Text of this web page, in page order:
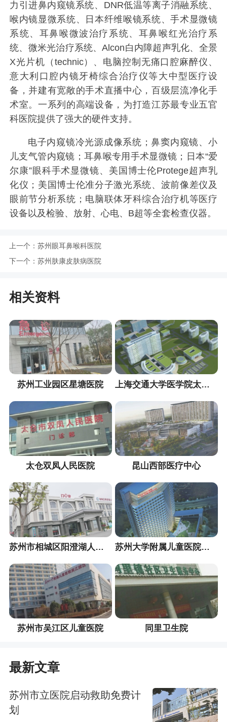
力引进鼻内窥镜系统、DNR低温等离子消融系统、
喉内镜显微系统、日本纤维喉镜系统、手术显微镜
系统、耳鼻喉微波治疗系统、耳鼻喉红光治疗系
统、微米光治疗系统、Alcon白内障超声乳化、全景
X光片机（technic）、电脑控制无痛口腔麻醉仪、
意大利口腔内镜牙椅综合治疗仪等大中型医疗设
备，并建有宽敞的手术直播中心，百级层流净化手
术室。一系列的高端设备，为打造江苏最专业五官
科医院提供了强大的硬件支持。
电子内窥镜冷光源成像系统；鼻窦内窥镜、小
儿支气管内窥镜；耳鼻喉专用手术显微镜；日本“爱
尔康”眼科手术显微镜、美国博士伦Protege超声乳
化仪；美国博士伦准分子激光系统、波前像差仪及
眼前节分析系统；电脑联体牙科综合治疗机等医疗
设备以及检验、放射、心电、B超等全套检查仪器。
上一个： 苏州眼耳鼻喉科医院
下一个： 苏州肤康皮肤病医院
相关资料
苏州工业园区星塘医院 上海交通大学医学院太仓分院
太仓双凤人民医院 昆山西部医疗中心
苏州市相城区阳澄湖人民医院 苏州大学附属儿童医院吴江院区
苏州市吴江区儿童医院 同里卫生院
最新文章
苏州市立医院启动救助免费计
划